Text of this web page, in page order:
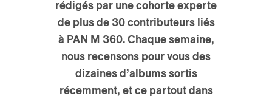
rédigés par une cohorte experte
de plus de 30 contributeurs liés
à PAN M 360. Chaque semaine,
nous recensons pour vous des
dizaines d’albums sortis
récemment, et ce partout dans